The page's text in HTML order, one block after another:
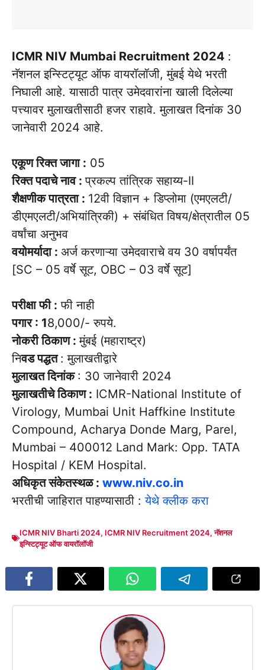
ICMR NIV Mumbai Recruitment 2024 :
नॅशनल इन्स्टिट्यूट ऑफ वायरॉलॉजी, मुंबई येथे भरती
निघाली आहे. यासाठी पात्र उमेदवारांना खाली दिलेल्या
पत्त्यावर मुलाखतीसाठी हजर राहावे. मुलाखत दिनांक 30
जानेवारी 2024 आहे.
एकूण रिक्त जागा : 05
रिक्त पदाचे नाव :प्रकल्प तांत्रिक सहाय्य-II
शैक्षणीक पात्रता : 12वी विज्ञान + डिप्लोमा (एमएलटी/
डीएमएलटी/अभियांत्रिकी) + संबंधित विषय/क्षेत्रातील 05
वर्षांचा अनुभव
वयोमर्यादा : अर्ज करणाऱ्या उमेदवाराचे वय 30 वर्षापर्यंत
[SC – 05 वर्षे सूट, OBC – 03 वर्षे सूट]
परीक्षा फी : फी नाही
पगार : 18,000/- रुपये.
नोकरी ठिकाण :मुंबई (महाराष्ट्र)
निवड पद्धत: मुलाखतीद्वारे
मुलाखत दिनांक : 30 जानेवारी 2024
मुलाखतीचे ठिकाण : ICMR-National Institute of
Virology, Mumbai Unit Haffkine Institute
Compound, Acharya Donde Marg, Parel,
Mumbai – 400012 Land Mark: Opp. TATA
Hospital / KEM Hospital.
अधिकृत संकेतस्थळ : www.niv.co.in
भरतीची जाहिरात पाहण्यासाठी :येथे क्लीक करा
ICMR NIV Bharti 2024, ICMR NIV Recruitment 2024,नॅशनल
इन्स्टिट्यूट ऑफ वायरॉलॉजी